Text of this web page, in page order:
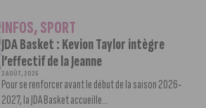
INFOS,SPORT
JDA Basket : Kevion Taylor intègre
l’effectif de la Jeanne
3 AOÛT, 2026
Pour se renforcer avant le début de la saison 2026-
2027, la JDA Basket accueille...